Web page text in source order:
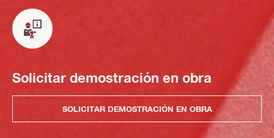
Solicitar demostración en obra
SOLICITAR DEMOSTRACIÓN EN OBRA